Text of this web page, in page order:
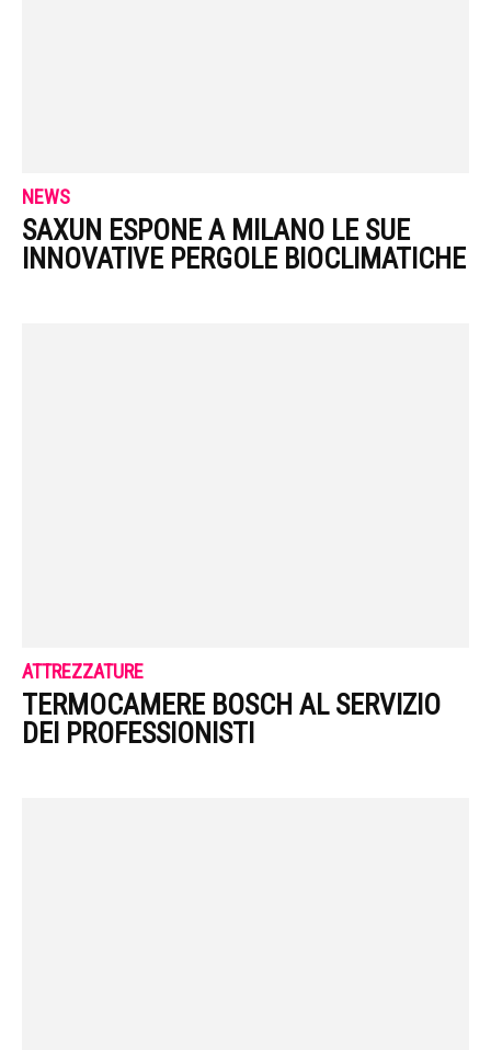
NEWS
SAXUN ESPONE A MILANO LE SUE
INNOVATIVE PERGOLE BIOCLIMATICHE
ATTREZZATURE
TERMOCAMERE BOSCH AL SERVIZIO
DEI PROFESSIONISTI